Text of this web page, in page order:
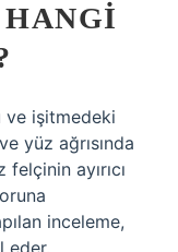
ve işitmedeki
yüz ağrısında
ayırıcı
inceleme,
eder.